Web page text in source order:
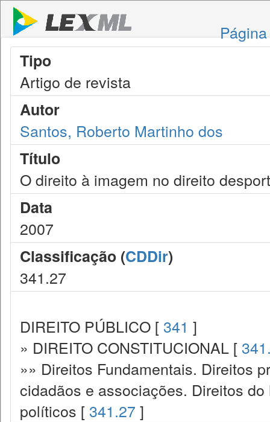
Tipo
Artigo de revista
Autor
Santos, Roberto Martinho dos
Título
O direito à imagem no direito
Data
2007
Classificação (CDDir)
341.27
DIREITO PÚBLICO [ 341 ]
» DIREITO CONSTITUCIONAL [
»» Direitos Fundamentais. Direitos
cidadãos e associações. Direitos
políticos [ 341.27 ]